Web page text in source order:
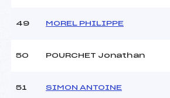
49 MOREL PHILIPPE
50 POURCHET Jonathan
51 SIMON ANTOINE